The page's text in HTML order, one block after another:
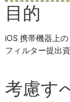
目的
iOS 携帯機器上
フィルター提出
考慮す